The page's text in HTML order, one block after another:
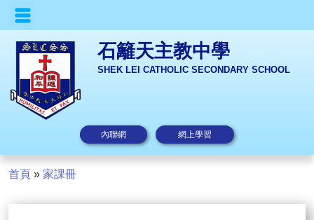
石籬天主教中學
SHEK LEI CATHOLIC SECONDARY SCHOOL
內聯網 網上學習
首頁 » 家課冊